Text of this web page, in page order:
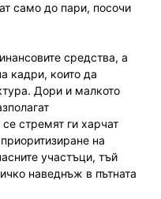
само до пари, посочи
средства, а
кадри, които да
Дори и малкото
стремят ги харчат
на
участъци, тъй
наведнъж в пътната